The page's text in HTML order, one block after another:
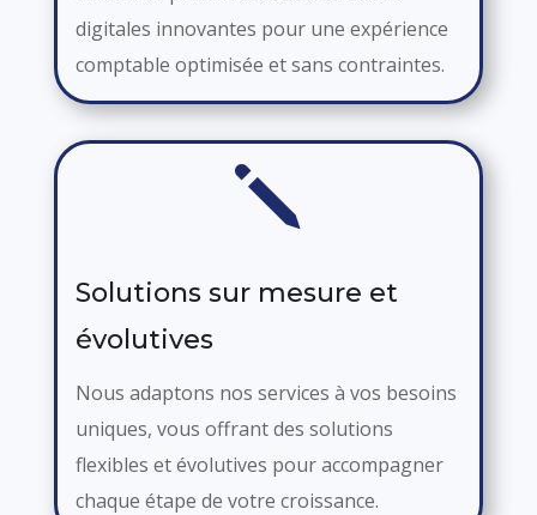
digitales innovantes pour une expérience
comptable optimisée et sans contraintes.
j
Solutions sur mesure et
évolutives
Nous adaptons nos services à vos besoins
uniques, vous offrant des solutions
flexibles et évolutives pour accompagner
chaque étape de votre croissance.